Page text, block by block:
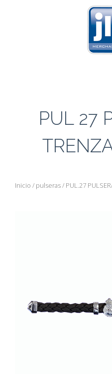
PUL 27
Inicio / pulseras/ PUL.27